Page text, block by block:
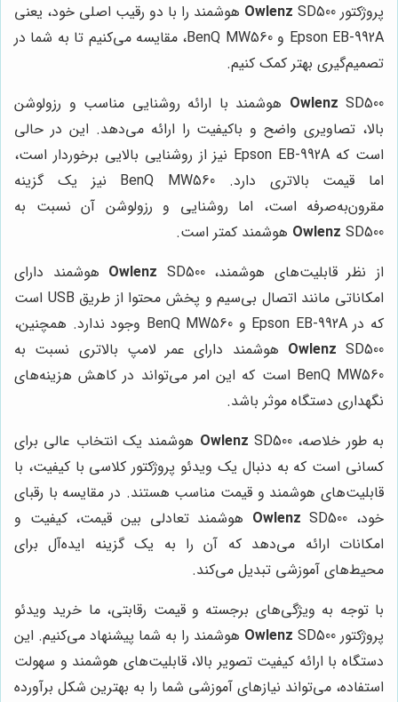
پروژکتور
Owlenz SD500 هوشمند را با دو رقیب اصلی خود، یعنی
Epson EB-992A و BenQ MW560، مقایسه می‌کنیم تا به شما در
تصمیم‌گیری بهتر کمک کنیم.
Owlenz SD500 هوشمند با ارائه روشنایی مناسب و رزولوشن
بالا، تصاویری واضح و باکیفیت را ارائه می‌دهد. این در حالی
است که Epson EB-992A نیز از روشنایی بالایی برخوردار است،
اما قیمت بالاتری دارد. BenQ MW560 نیز یک گزینه
مقرون‌به‌صرفه است، اما روشنایی و رزولوشن آن نسبت به
Owlenz SD500 هوشمند کمتر است.
از نظر قابلیت‌های هوشمند،
Owlenz SD500 هوشمند دارای
امکاناتی مانند اتصال بی‌سیم و پخش محتوا از طریق USB است
که در Epson EB-992A و BenQ MW560 وجود ندارد. همچنین،
Owlenz SD500 هوشمند دارای عمر لامپ بالاتری نسبت به
BenQ MW560 است که این امر می‌تواند در کاهش هزینه‌های
نگهداری دستگاه موثر باشد.
به طور خلاصه،
Owlenz SD500 هوشمند یک انتخاب عالی برای
کسانی است که به دنبال یک ویدئو پروژکتور کلاسی با کیفیت، با
قابلیت‌های هوشمند و قیمت مناسب هستند. در مقایسه با رقبای
خود،
Owlenz SD500 هوشمند تعادلی بین قیمت، کیفیت و
امکانات ارائه می‌دهد که آن را به یک گزینه ایده‌آل برای
محیط‌های آموزشی تبدیل می‌کند.
با توجه به ویژگی‌های برجسته و قیمت رقابتی، ما خرید ویدئو
پروژکتور
Owlenz SD500 هوشمند را به شما پیشنهاد می‌کنیم. این
دستگاه با ارائه کیفیت تصویر بالا، قابلیت‌های هوشمند و سهولت
استفاده، می‌تواند نیازهای آموزشی شما را به بهترین شکل برآورده